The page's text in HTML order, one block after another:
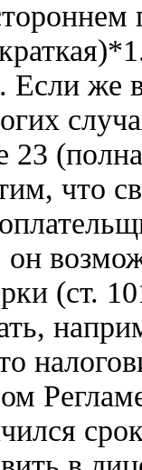
Если же
23
что
он
(ст.